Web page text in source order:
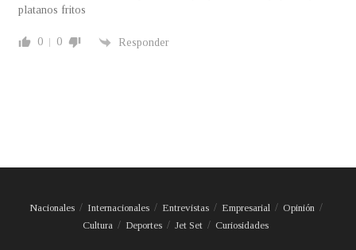
platanos fritos
0 0 Responder
Nacionales Internacionales Entrevistas Empresarial
Opinión
Cultura
Deportes Jet Set Curiosidades